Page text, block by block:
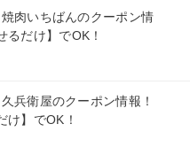
肉いちばんのクーポン情
るだけ】でOK！
兵衛屋のクーポン情報！
け】でOK！